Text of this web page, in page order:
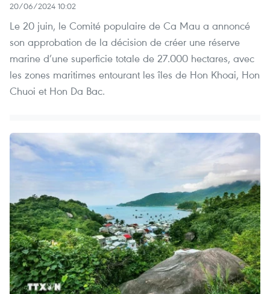
20/06/2024 10:02
Le 20 juin, le Comité populaire de Ca Mau a annoncé
son approbation de la décision de créer une réserve
marine d’une superficie totale de 27.000 hectares, avec
les zones maritimes entourant les îles de Hon Khoai, Hon
Chuoi et Hon Da Bac.